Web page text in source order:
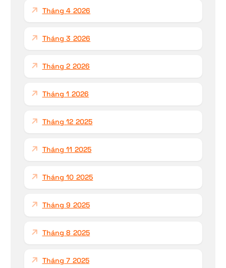
Tháng 4 2026
Tháng 3 2026
Tháng 2 2026
Tháng 1 2026
Tháng 12 2025
Tháng 11 2025
Tháng 10 2025
Tháng 9 2025
Tháng 8 2025
Tháng 7 2025